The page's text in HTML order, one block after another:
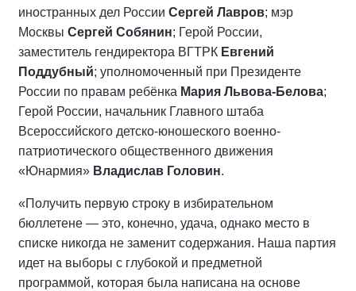
иностранных дел России Сергей Лавров; мэр
Москвы Сергей Собянин; Герой России,
заместитель гендиректора ВГТРК Евгений
Поддубный; уполномоченный при Президенте
России по правам ребёнка Мария Львова-Белова;
Герой России, начальник Главного штаба
Всероссийского детско-юношеского военно-
патриотического общественного движения
«Юнармия» Владислав Головин.
«Получить первую строку в избирательном
бюллетене — это, конечно, удача, однако место в
списке никогда не заменит содержания. Наша партия
идет на выборы с глубокой и предметной
программой, которая была написана на основе